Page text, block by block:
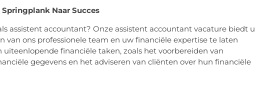
Naar Succes
assistent accountant? Onze assistent accountant vacature biedt u
ons professionele team en uw financiële expertise te laten
financiële taken, zoals het voorbereiden van
gegevens en het adviseren van cliënten over hun financiële